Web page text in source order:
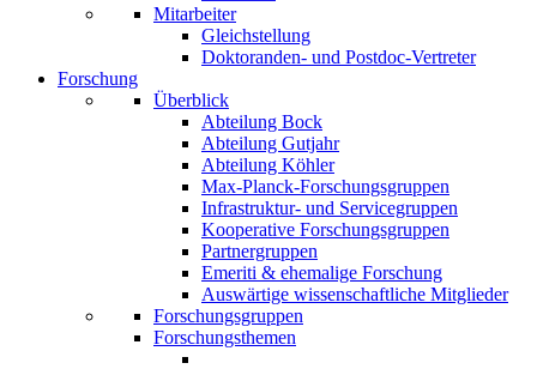
Mitarbeiter
Gleichstellung
Doktoranden- und Postdoc-Vertreter
Forschung
Überblick
Abteilung Bock
Abteilung Gutjahr
Abteilung Köhler
Max-Planck-Forschungsgruppen
Infrastruktur- und Servicegruppen
Kooperative Forschungsgruppen
Partnergruppen
Emeriti & ehemalige Forschung
Auswärtige wissenschaftliche Mitglieder
Forschungsgruppen
Forschungsthemen